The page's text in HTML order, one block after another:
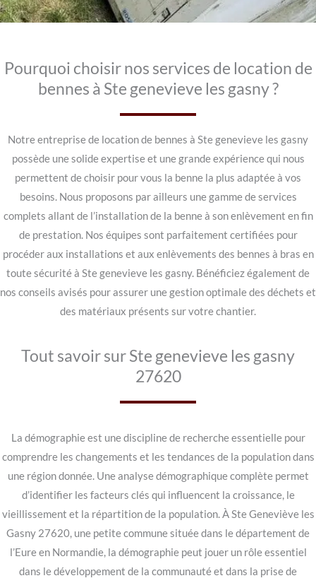
Pourquoi choisir nos services de location de
bennes à Ste genevieve les gasny ?
Notre entreprise de location de bennes à Ste genevieve les gasny
possède une solide expertise et une grande expérience qui nous
permettent de choisir pour vous la benne la plus adaptée à vos
besoins. Nous proposons par ailleurs une gamme de services
complets allant de l’installation de la benne à son enlèvement en fin
de prestation. Nos équipes sont parfaitement certifiées pour
procéder aux installations et aux enlèvements des bennes à bras en
toute sécurité à Ste genevieve les gasny. Bénéficiez également de
nos conseils avisés pour assurer une gestion optimale des déchets et
des matériaux présents sur votre chantier.
Tout savoir sur Ste genevieve les gasny
27620
La démographie est une discipline de recherche essentielle pour
comprendre les changements et les tendances de la population dans
une région donnée. Une analyse démographique complète permet
d’identifier les facteurs clés qui influencent la croissance, le
vieillissement et la répartition de la population. À Ste Geneviève les
Gasny 27620, une petite commune située dans le département de
l’Eure en Normandie, la démographie peut jouer un rôle essentiel
dans le développement de la communauté et dans la prise de